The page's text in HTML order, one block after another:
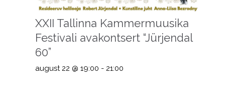
XXII Tallinna Kammermuusika
Festivali avakontsert “Jürjendal
60”
august 22 @ 19:00 - 21:00